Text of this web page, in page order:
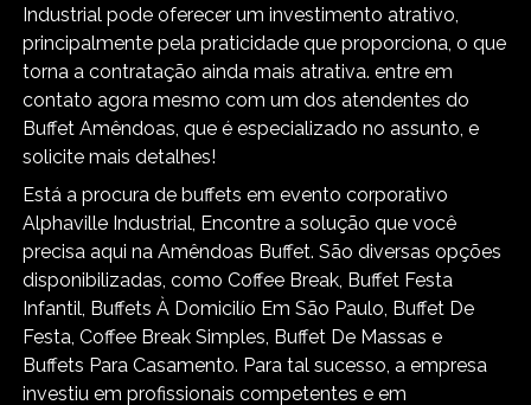
Industrial pode oferecer um investimento atrativo,
principalmente pela praticidade que proporciona, o que
torna a contratação ainda mais atrativa. entre em
contato agora mesmo com um dos atendentes do
Buffet Amêndoas, que é especializado no assunto, e
solicite mais detalhes!
Está a procura de buffets em evento corporativo
Alphaville Industrial, Encontre a solução que você
precisa aqui na Amêndoas Buffet. São diversas opções
disponibilizadas, como Coffee Break, Buffet Festa
Infantil, Buffets À Domicilío Em São Paulo, Buffet De
Festa, Coffee Break Simples, Buffet De Massas e
Buffets Para Casamento. Para tal sucesso, a empresa
investiu em profissionais competentes e em